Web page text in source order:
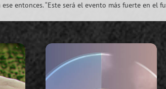
entonces. “Este será el evento más fuerte en